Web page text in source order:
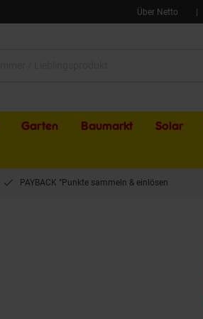
Über Netto
Garten Baumarkt Solar
PAYBACK °Punkte sammeln & einlösen